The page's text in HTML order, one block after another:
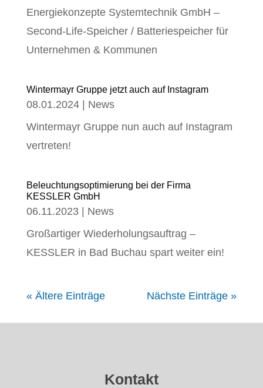
Energiekonzepte Systemtechnik GmbH –
Second-Life-Speicher / Batteriespeicher für
Unternehmen & Kommunen
Wintermayr Gruppe jetzt auch auf Instagram
08.01.2024| News
Wintermayr Gruppe nun auch auf Instagram
vertreten!
Beleuchtungsoptimierung bei der Firma
KESSLER GmbH
06.11.2023| News
Großartiger Wiederholungsauftrag –
KESSLER in Bad Buchau spart weiter ein!
« Ältere Einträge Nächste Einträge »
Kontakt